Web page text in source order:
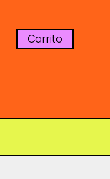
Carrito